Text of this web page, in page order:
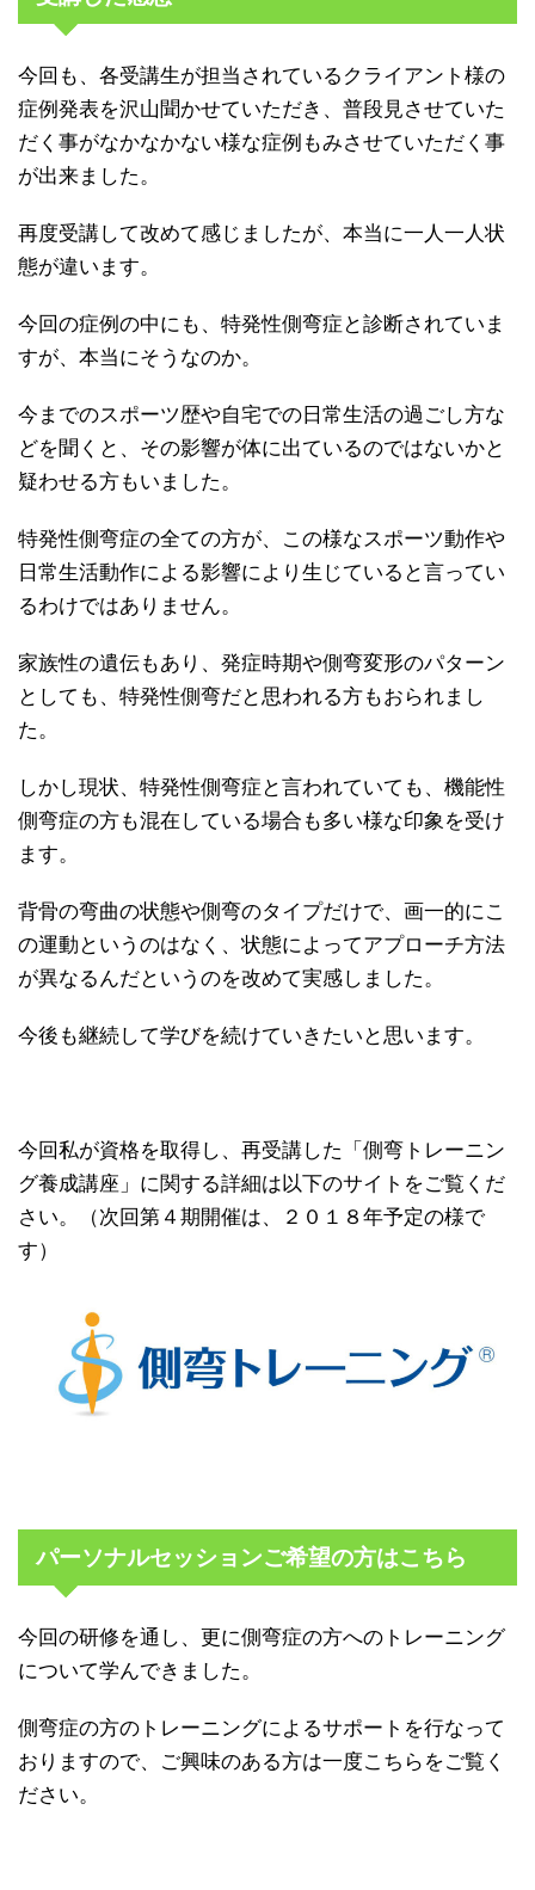
今回も、各受講生が担当されているクライアント様の
症例発表を沢山聞かせていただき、普段見させていた
だく事がなかなかない様な症例もみさせていただく事
が出来ました。
再度受講して改めて感じましたが、本当に一人一人状
態が違います。
今回の症例の中にも、特発性側弯症と診断されていま
すが、本当にそうなのか。
今までのスポーツ歴や自宅での日常生活の過ごし方な
どを聞くと、その影響が体に出ているのではないかと
疑わせる方もいました。
特発性側弯症の全ての方が、この様なスポーツ動作や
日常生活動作による影響により生じていると言ってい
るわけではありません。
家族性の遺伝もあり、発症時期や側弯変形のパターン
としても、特発性側弯だと思われる方もおられまし
た。
しかし現状、特発性側弯症と言われていても、機能性
側弯症の方も混在している場合も多い様な印象を受け
ます。
背骨の弯曲の状態や側弯のタイプだけで、画一的にこ
の運動というのはなく、状態によってアプローチ方法
が異なるんだというのを改めて実感しました。
今後も継続して学びを続けていきたいと思います。
今回私が資格を取得し、再受講した「側弯トレーニン
グ養成講座」に関する詳細は以下のサイトをご覧くだ
さい。（次回第４期開催は、２０１８年予定の様で
す）
パーソナルセッションご希望の方はこちら
今回の研修を通し、更に側弯症の方へのトレーニング
について学んできました。
側弯症の方のトレーニングによるサポートを行なって
おりますので、ご興味のある方は一度こちらをご覧く
ださい。